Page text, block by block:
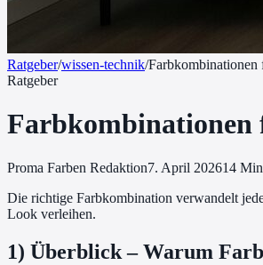
Ratgeber/wissen-technik/Farbkombinationen
Ratgeber
Farbkombinationen
Proma Farben Redaktion7. April 202614
Die richtige Farbkombination verwandelt
Look verleihen.
1) Überblick – Warum